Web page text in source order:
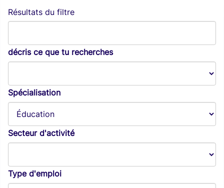
Résultats du filtre
décris ce que tu recherches
Spécialisation
Secteur d'activité
Type d'emploi